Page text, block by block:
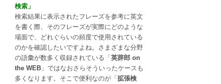
検索」
検索結果に表示されたフレーズを参考に英文
を書く際、そのフレーズが実際にどのような
場面で、どれぐらいの頻度で使用されている
のかを確認したいですよね。さまざまな分野
の語彙が数多く収録されている「 英辞郎 on
the WEB 」ではなおさらそういったケースも
多くなります。そこで便利なのが「 拡張検